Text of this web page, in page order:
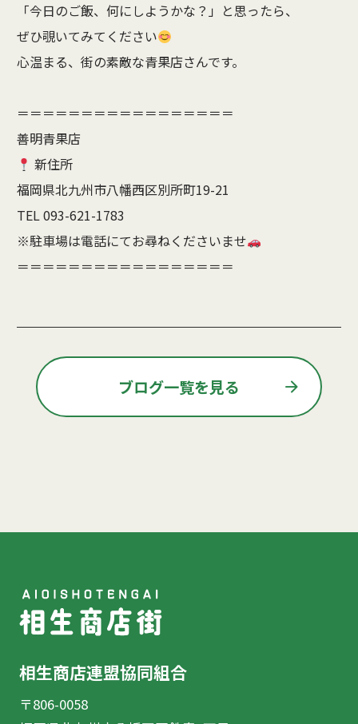
「今日のご飯、何にしようかな？」と思ったら、
ぜひ覗いてみてください
心温まる、街の素敵な青果店さんです。
＝＝＝＝＝＝＝＝＝＝＝＝＝＝＝＝＝
善明青果店
新住所
福岡県北九州市八幡西区別所町19-21
TEL 093-621-1783
※駐車場は電話にてお尋ねくださいませ
＝＝＝＝＝＝＝＝＝＝＝＝＝＝＝＝＝
ブログ一覧を見る arrow_forward
相生商店連盟協同組合
〒806-0058